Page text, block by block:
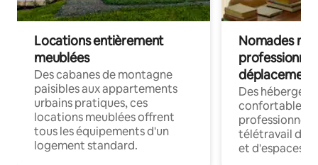
Locations entièrement
meublées
Des cabanes de montagne
paisibles aux appartements
urbains pratiques, ces
locations meublées offrent
tous les équipements d'un
logement standard.
Nomades
déplacement
Des
confortables
professionnels
télétravail
et d'espaces